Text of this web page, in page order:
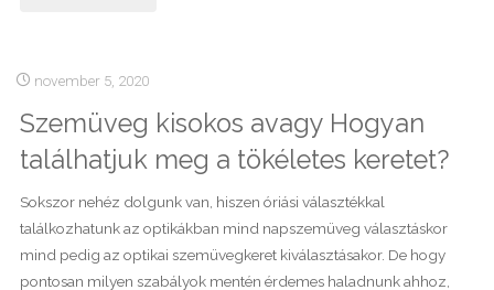
könyvek
alapján?"
november 5, 2020
Szemüveg kisokos avagy Hogyan
találhatjuk meg a tökéletes keretet?
Sokszor nehéz dolgunk van, hiszen óriási választékkal
találkozhatunk az optikákban mind napszemüveg választáskor
mind pedig az optikai szemüvegkeret kiválasztásakor. De hogy
pontosan milyen szabályok mentén érdemes haladnunk ahhoz,